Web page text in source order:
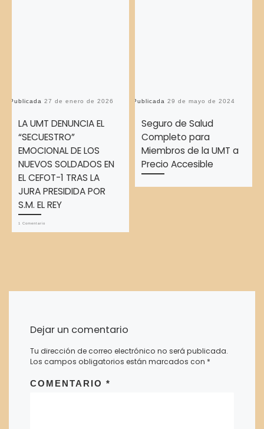
Publicada27 de enero de 2026
LA UMT DENUNCIA EL
“SECUESTRO”
EMOCIONAL DE LOS
NUEVOS SOLDADOS EN
EL CEFOT-1 TRAS LA
JURA PRESIDIDA POR
S.M. EL REY
1 Comentario
Publicada29 de mayo de 2024
Seguro de Salud
Completo para
Miembros de la UMT a
Precio Accesible
Dejar un comentario
Tu dirección de correo electrónico no será publicada.
Los campos obligatorios están marcados con *
COMENTARIO*